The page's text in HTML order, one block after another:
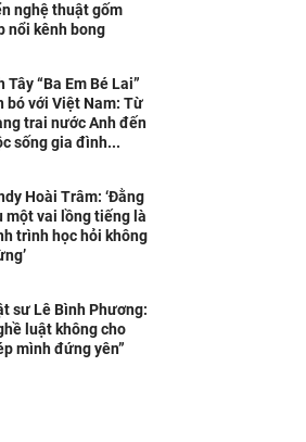
nghệ thuật gốm
nổi kênh bong
Tây “Ba Em Bé Lai”
bó với Việt Nam: Từ
trai nước Anh đến
sống gia đình...
Hoài Trâm: ‘Đằng
một vai lồng tiếng là
trình học hỏi không
sư Lê Bình Phương:
luật không cho
mình đứng yên”